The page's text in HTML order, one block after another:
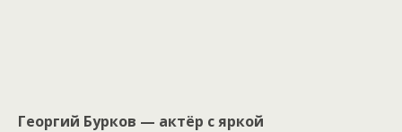
Георгий Бурков — актёр с яркой